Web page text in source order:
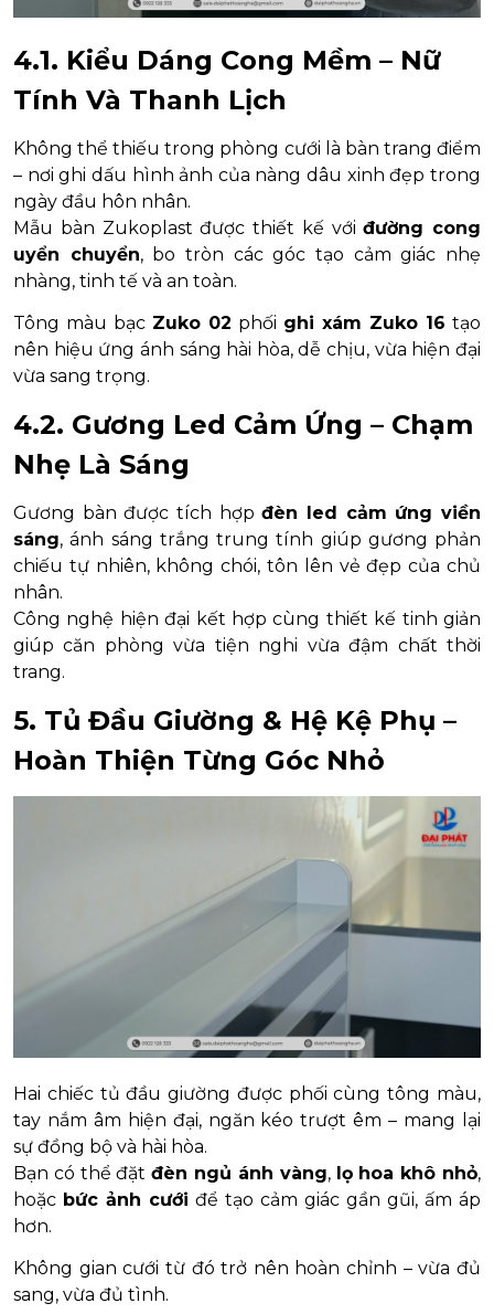
4.1. Kiểu Dáng Cong Mềm – Nữ
Tính Và Thanh Lịch
Không thể thiếu trong phòng cưới là bàn trang điểm
– nơi ghi dấu hình ảnh của nàng dâu xinh đẹp trong
ngày đầu hôn nhân.
Mẫu bàn Zukoplast được thiết kế vớiđường cong
uyển chuyển, bo tròn các góc tạo cảm giác nhẹ
nhàng, tinh tế và an toàn.
Tông màu bạc Zuko 02 phối ghi xám Zuko 16 tạo
nên hiệu ứng ánh sáng hài hòa, dễ chịu, vừa hiện đại
vừa sang trọng.
4.2. Gương Led Cảm Ứng – Chạm
Nhẹ Là Sáng
Gương bàn được tích hợpđèn led cảm ứng viền
sáng, ánh sáng trắng trung tính giúp gương phản
chiếu tự nhiên, không chói, tôn lên vẻ đẹp của chủ
nhân.
Công nghệ hiện đại kết hợp cùng thiết kế tinh giản
giúp căn phòng vừa tiện nghi vừa đậm chất thời
trang.
5. Tủ Đầu Giường & Hệ Kệ Phụ –
Hoàn Thiện Từng Góc Nhỏ
Hai chiếc tủ đầu giường được phối cùng tông màu,
tay nắm âm hiện đại, ngăn kéo trượt êm – mang lại
sự đồng bộ và hài hòa.
Bạn có thể đặtđèn ngủ ánh vàng, lọ hoa khô nhỏ,
hoặc bức ảnh cưới để tạo cảm giác gần gũi, ấm áp
hơn.
Không gian cưới từ đó trở nên hoàn chỉnh – vừa đủ
sang, vừa đủ tình.